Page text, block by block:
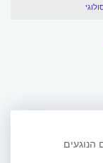
הנוגעים